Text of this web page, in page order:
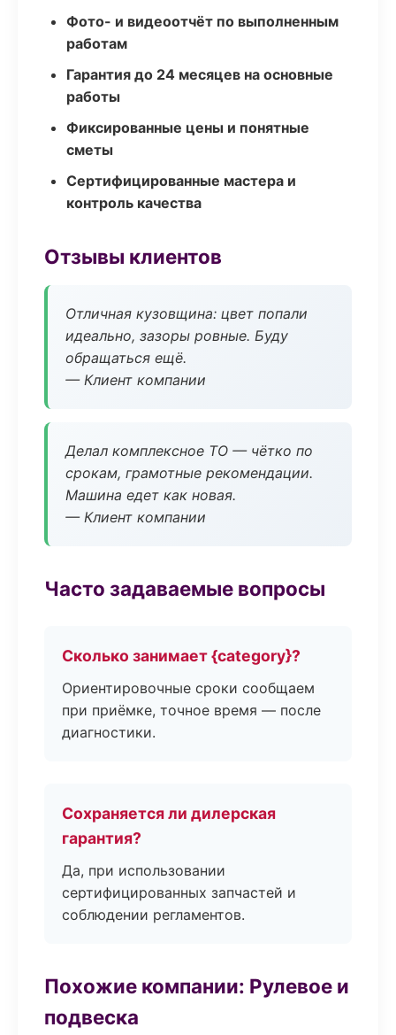
Фото- и видеоотчёт по выполненным
работам
Гарантия до 24 месяцев на основные
работы
Фиксированные цены и понятные
сметы
Сертифицированные мастера и
контроль качества
Отзывы клиентов
Отличная кузовщина: цвет попали
идеально, зазоры ровные. Буду
обращаться ещё.
— Клиент компании
Делал комплексное ТО — чётко по
срокам, грамотные рекомендации.
Машина едет как новая.
— Клиент компании
Часто задаваемые вопросы
Сколько занимает {category}?
Ориентировочные сроки сообщаем
при приёмке, точное время — после
диагностики.
Сохраняется ли дилерская
гарантия?
Да, при использовании
сертифицированных запчастей и
соблюдении регламентов.
Похожие компании: Рулевое и
подвеска